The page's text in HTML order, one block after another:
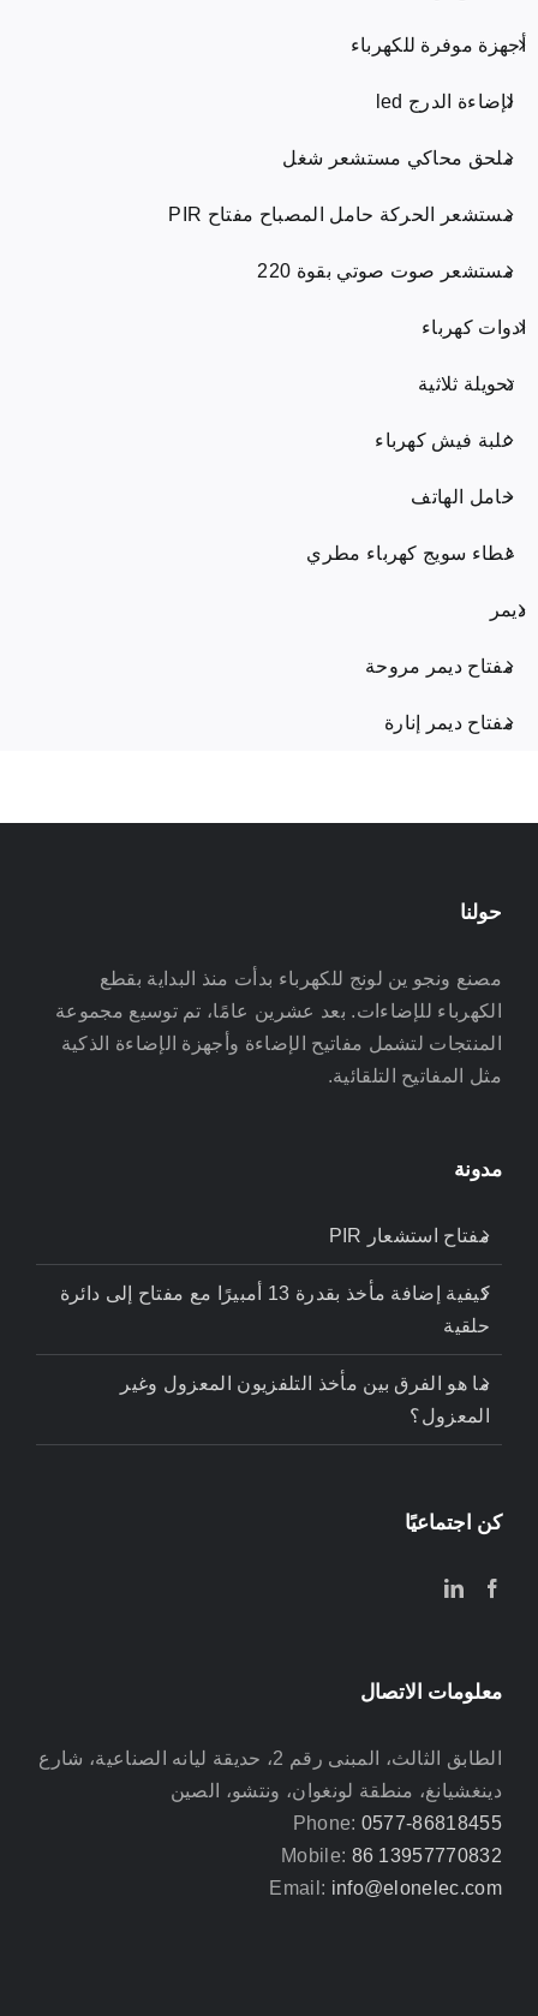
أجهزة موفرة للكهرباء
لإضاءة الدرج led
ملحق محاكي مستشعر شغل
مستشعر الحركة حامل المصباح مفتاح PIR
مستشعر صوت صوتي بقوة 220
ادوات كهرباء
تحويلة ثلاثية
علبة فيش كهرباء
حامل الهاتف
غطاء سويج كهرباء مطري
ديمر
مفتاح ديمر مروحة
مفتاح ديمر إنارة
حولنا
مصنع ونجو ين لونج للكهرباء بدأت منذ البداية بقطع
الكهرباء للإضاءات. بعد عشرين عامًا، تم توسيع مجموعة
المنتجات لتشمل مفاتيح الإضاءة وأجهزة الإضاءة الذكية
مثل المفاتيح التلقائية.
مدونة
مفتاح استشعار PIR
كيفية إضافة مأخذ بقدرة 13 أمبيرًا مع مفتاح إلى دائرة
حلقية
ما هو الفرق بين مأخذ التلفزيون المعزول وغير
المعزول؟
كن اجتماعيًا
معلومات الاتصال
الطابق الثالث، المبنى رقم 2، حديقة ليانه الصناعية، شارع
دينغشيانغ، منطقة لونغوان، ونتشو، الصين
Phone: 0577-86818455
Mobile: 86 13957770832
Email: info@elonelec.com